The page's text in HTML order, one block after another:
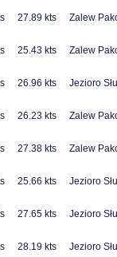
27.89 kts Zalew
25.43 kts Zalew
26.96 kts Jezioro
26.23 kts Zalew
27.38 kts Zalew
25.66 kts Jezioro
27.65 kts Jezioro
28.19 kts Jezioro